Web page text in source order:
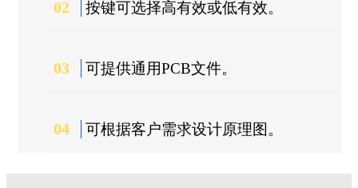
02 按键可选择高有效或低有效。
03 可提供通用PCB文件。
04 可根据客户需求设计原理图。